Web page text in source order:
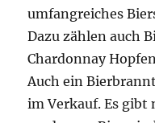
umfangreiches
Dazu zählen auch
Chardonnay
Auch ein
im Verkauf. Es gibt